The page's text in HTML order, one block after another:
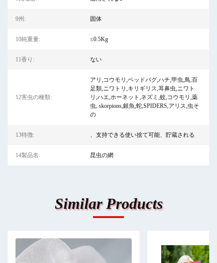
9州: 固体
10純重量: ≤0.5Kg
11香り: ない
12害虫の種類:
アリ,コウモリ,ベッドバグ,ハチ,甲虫,鳥,百
足類,ニワトリ,キリギリス,耳鼻虫,ニワト
リ,ハエ,ホーネット,ネズミ,蚊,コウモリ,薬
虫, skorpions,銀魚,蛇,SPIDERS,アリス,虫そ
の
13特徴: 、支持できる使い捨て可能、貯蔵される
14製品名: 昆虫の網
Similar Products